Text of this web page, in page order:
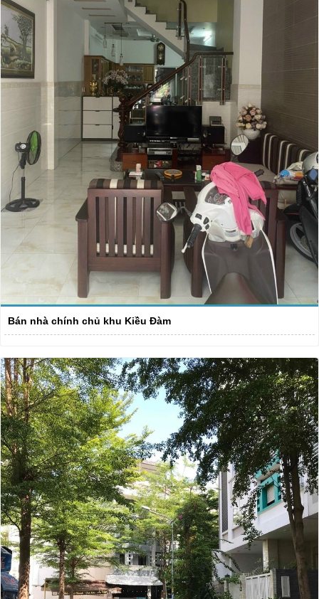
Bán nhà chính chủ khu Kiều Đàm